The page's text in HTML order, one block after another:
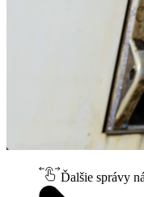
Ďalšie správy